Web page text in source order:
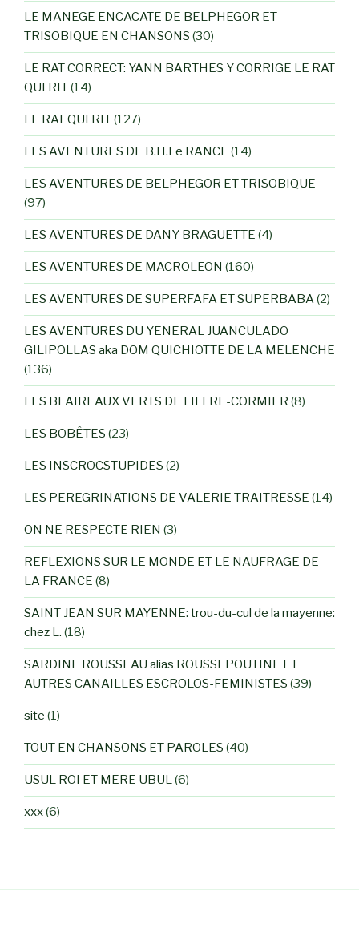
LE MANEGE ENCACATE DE BELPHEGOR ET
TRISOBIQUE EN CHANSONS (30)
LE RAT CORRECT: YANN BARTHES Y CORRIGE LE RAT
QUI RIT(14)
LE RAT QUI RIT(127)
LES AVENTURES DE B.H.Le RANCE (14)
LES AVENTURES DE BELPHEGOR ET TRISOBIQUE
(97)
LES AVENTURES DE DANY BRAGUETTE (4)
LES AVENTURES DE MACROLEON (160)
LES AVENTURES DE SUPERFAFA ET SUPERBABA(2)
LES AVENTURES DU YENERAL JUANCULADO
GILIPOLLAS aka DOM QUICHIOTTE DE LA MELENCHE
(136)
LES BLAIREAUX VERTS DE LIFFRE-CORMIER (8)
LES BOBÊTES (23)
LES INSCROCSTUPIDES (2)
LES PEREGRINATIONS DE VALERIE TRAITRESSE (14)
ON NE RESPECTE RIEN (3)
REFLEXIONS SUR LE MONDE ET LE NAUFRAGE DE
LA FRANCE (8)
SAINT JEAN SUR MAYENNE: trou-du-cul de la mayenne:
chez L. (18)
SARDINE ROUSSEAU alias ROUSSEPOUTINE ET
AUTRES CANAILLES ESCROLOS-FEMINISTES (39)
site (1)
TOUT EN CHANSONS ET PAROLES (40)
USUL ROI ET MERE UBUL(6)
xxx(6)